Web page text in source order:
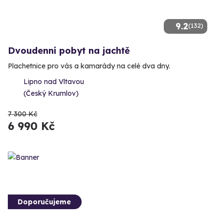
9.2(132)
Dvoudenní pobyt na jachtě
Plachetnice pro vás a kamarády na celé dva dny.
Lipno nad Vltavou
(Český Krumlov)
7 300 Kč
6 990 Kč
Doporučujeme